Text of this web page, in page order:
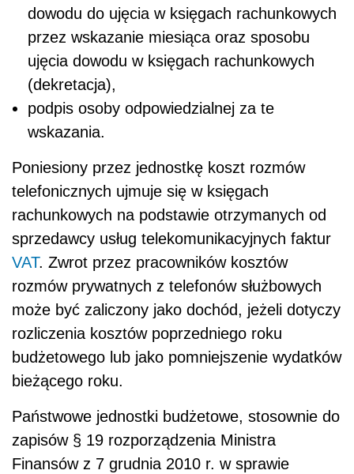
dowodu do ujęcia w księgach rachunkowych
przez wskazanie miesiąca oraz sposobu
ujęcia dowodu w księgach rachunkowych
(dekretacja),
podpis osoby odpowiedzialnej za te
wskazania.
Poniesiony przez jednostkę koszt rozmów
telefonicznych ujmuje się w księgach
rachunkowych na podstawie otrzymanych od
sprzedawcy usług telekomunikacyjnych faktur
VAT. Zwrot przez pracowników kosztów
rozmów prywatnych z telefonów służbowych
może być zaliczony jako dochód, jeżeli dotyczy
rozliczenia kosztów poprzedniego roku
budżetowego lub jako pomniejszenie wydatków
bieżącego roku.
Państwowe jednostki budżetowe, stosownie do
zapisów § 19 rozporządzenia Ministra
Finansów z 7 grudnia 2010 r. w sprawie